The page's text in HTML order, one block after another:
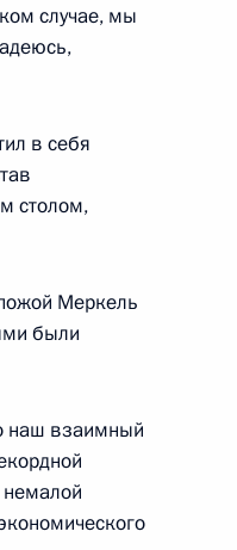
1
случае, мы
в себя
столом,
Меркель
были
наш взаимный
немалой